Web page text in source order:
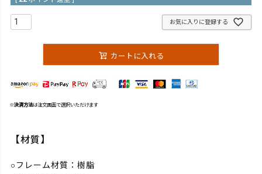
お気に入りに登録する
カートに入れる
※決済方法は注文画面で選択いただけます
【材質】
○フレーム材質：樹脂